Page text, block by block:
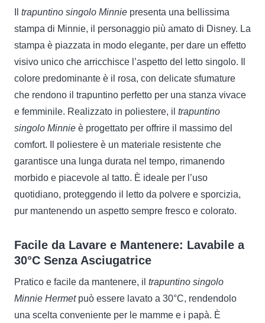
trapuntino singolo Minnie presenta una bellissima
stampa di Minnie, il personaggio più amato di Disney. La
stampa è piazzata in modo elegante, per dare un effetto
visivo unico che arricchisce l’aspetto del letto singolo. Il
colore predominante è il rosa, con delicate sfumature
che rendono il trapuntino perfetto per una stanza vivace
e femminile. Realizzato in poliestere, il trapuntino
singolo Minnie è progettato per offrire il massimo del
comfort. Il poliestere è un materiale resistente che
garantisce una lunga durata nel tempo, rimanendo
morbido e piacevole al tatto. È ideale per l’uso
quotidiano, proteggendo il letto da polvere e sporcizia,
pur mantenendo un aspetto sempre fresco e colorato.
Facile da Lavare e Mantenere: Lavabile a
30°C Senza Asciugatrice
Pratico e facile da mantenere, il trapuntino singolo
Minnie Hermetpuò essere lavato a 30°C, rendendolo
una scelta conveniente per le mamme e i papà. È